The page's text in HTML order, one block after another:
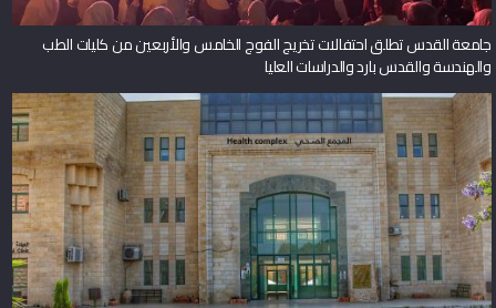
جامعة القدس تطلق احتفالات تخريج الفوج الخامس والأربعين من كليات الطب
والهندسة والقدس بارد والدراسات العليا